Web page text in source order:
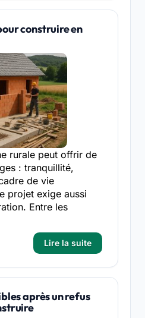
construire en
rurale peut offrir de
: tranquillité,
de vie
projet exige aussi
Entre les
Lire la suite
après un refus